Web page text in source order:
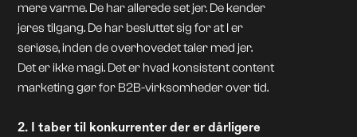
mere varme. De har allerede set jer. De kender
jeres tilgang. De har besluttet sig for at I er
seriøse, inden de overhovedet taler med jer.
Det er ikke magi. Det er hvad konsistent content
marketing gør for B2B-virksomheder over tid.
2. I taber til konkurrenter der er dårligere